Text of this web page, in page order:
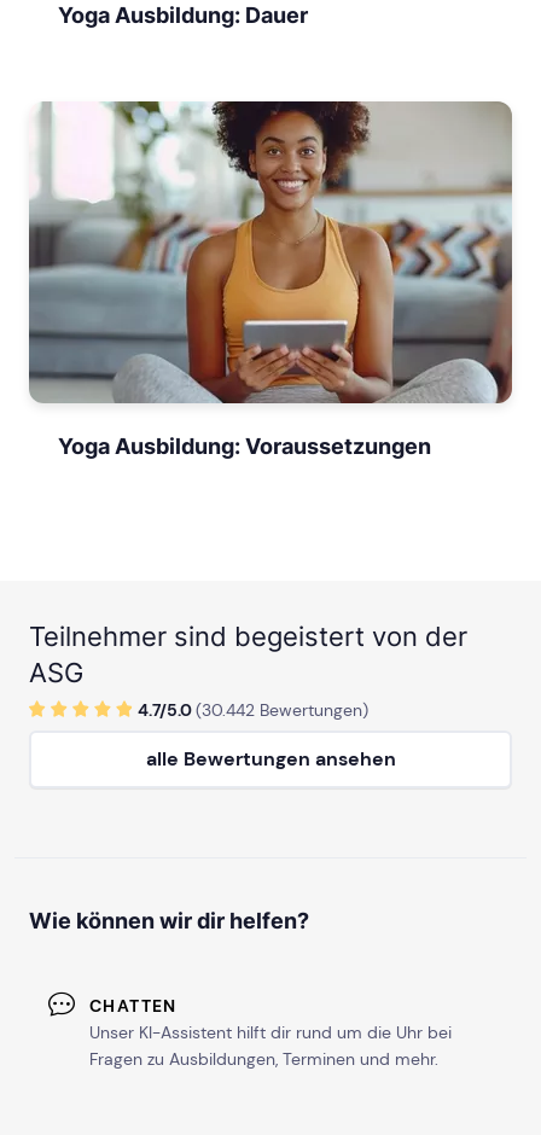
Yoga Ausbildung: Dauer
Yoga Ausbildung: Voraussetzungen
Teilnehmer sind begeistert von der
ASG
4.7/5.0(30.442 Bewertungen)
alle Bewertungen ansehen
Wie können wir dir helfen?
CHATTEN
Unser KI-Assistent hilft dir rund um die Uhr bei
Fragen zu Ausbildungen, Terminen und mehr.